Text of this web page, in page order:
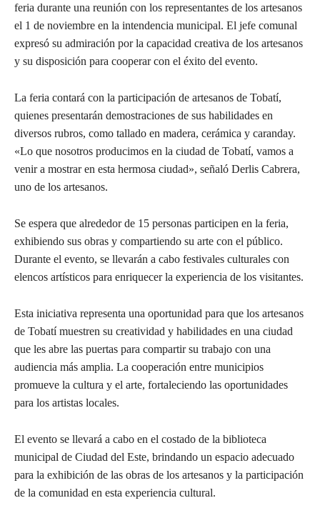
feria durante una reunión con los representantes de los artesanos
el 1 de noviembre en la intendencia municipal. El jefe comunal
expresó su admiración por la capacidad creativa de los artesanos
y su disposición para cooperar con el éxito del evento.
La feria contará con la participación de artesanos de Tobatí,
quienes presentarán demostraciones de sus habilidades en
diversos rubros, como tallado en madera, cerámica y caranday.
«Lo que nosotros producimos en la ciudad de Tobatí, vamos a
venir a mostrar en esta hermosa ciudad», señaló Derlis Cabrera,
uno de los artesanos.
Se espera que alrededor de 15 personas participen en la feria,
exhibiendo sus obras y compartiendo su arte con el público.
Durante el evento, se llevarán a cabo festivales culturales con
elencos artísticos para enriquecer la experiencia de los visitantes.
Esta iniciativa representa una oportunidad para que los artesanos
de Tobatí muestren su creatividad y habilidades en una ciudad
que les abre las puertas para compartir su trabajo con una
audiencia más amplia. La cooperación entre municipios
promueve la cultura y el arte, fortaleciendo las oportunidades
para los artistas locales.
El evento se llevará a cabo en el costado de la biblioteca
municipal de Ciudad del Este, brindando un espacio adecuado
para la exhibición de las obras de los artesanos y la participación
de la comunidad en esta experiencia cultural.